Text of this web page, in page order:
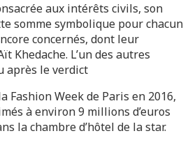
aux intérêts civils, son
somme symbolique pour chacun
concernés, dont leur
Khedache. L’un des autres
après le verdict
Fashion Week de Paris en 2016,
à environ 9 millions d’euros
la chambre d’hôtel de la star.